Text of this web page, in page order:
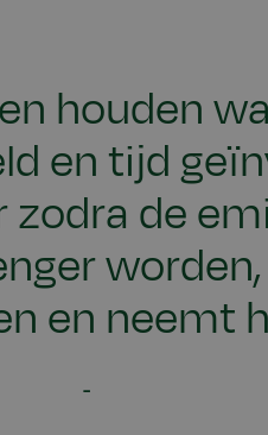
houden
en tijd
de
en neemt